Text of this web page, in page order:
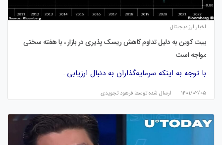
اخبار ارز دیجیتال
بیت کوین به دلیل تداوم کاهش ریسک پذیری در بازار ، با هفته سختی
مواجه است
با توجه به اینکه سرمایه‌گذاران به دنبال ارزیابی…
۱۴۰۱/۰۲/۰۵ ارسال شده توسط فرهود تجویدی